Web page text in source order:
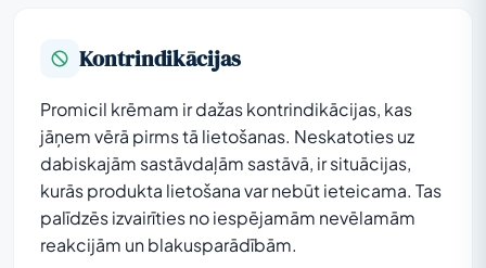
Kontrindikācijas
Promicil krēmam ir dažas kontrindikācijas, kas
jāņem vērā pirms tā lietošanas. Neskatoties uz
dabiskajām sastāvdaļām sastāvā, ir situācijas,
kurās produkta lietošana var nebūt ieteicama. Tas
palīdzēs izvairīties no iespējamām nevēlamām
reakcijām un blakusparādībām.